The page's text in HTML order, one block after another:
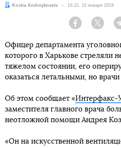
Автор:Kostia Andreykovets Дата:
16:22, 16 января 2019
Facebook Twitter
Офицер департамента
которого в Харькове стреляли
тяжелом состоянии, его
оказаться летальными, но
Об этом сообщает «Интерфакс-
заместителя главного врача
неотложной помощи Андрея
«Он на искусственной